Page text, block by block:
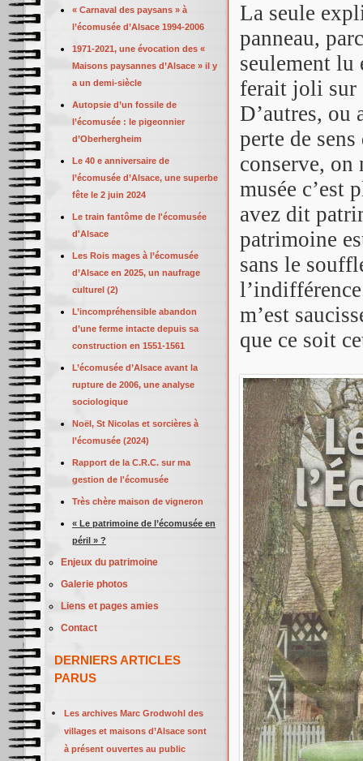
La seule
panneau,
seulement lu
ferait joli sur
D’autres, ou
perte de
conserve, on
musée c’est
avez dit
patrimoine
sans le
m’est
que ce soit
« Carnaval des paysans » à
l’écomusée d’Alsace 1994-2006
1971-2021, une évocation des «
Maisons paysannes d’Alsace » il y
a un demi-siècle
Autopsie d’un fossile de
l’écomusée : le pigeonnier
d’Oberhergheim
Le 40 e anniversaire de
l’écomusée d’Alsace, une superbe
fête le 2 juin 2024
Le train fantôme de l'écomusée
d'Alsace
Les Rois mages à l’écomusée
d’Alsace en 2025, un naufrage
culturel (2)
L’incompréhensible abandon
d’une ferme intacte depuis sa
construction en 1551-1561
L’écomusée d’Alsace avant la
rupture de 2006, une analyse
sociologique
Noël, St Nicolas et sorcières à
l’écomusée (2024)
Rapport de la C.R.C. sur ma
gestion de l'écomusée
Très chère maison de vigneron
« Le patrimoine de l’écomusée en
péril » ?
Enjeux du patrimoine
Galerie photos
Liens et pages amies
Contact
DERNIERS ARTICLES
PARUS
Les archives Marc Grodwohl des
villages et maisons d’Alsace sont
à présent ouvertes au public